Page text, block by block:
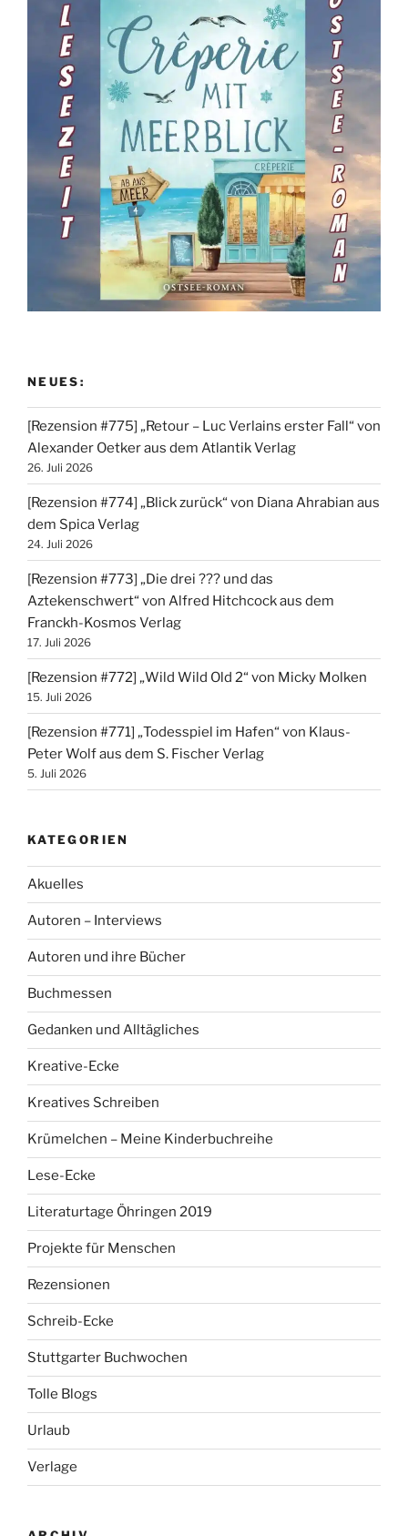
NEUES:
[Rezension #775] „Retour – Luc Verlains erster Fall“ von
Alexander Oetker aus dem Atlantik Verlag
26. Juli 2026
[Rezension #774] „Blick zurück“ von Diana Ahrabian aus
dem Spica Verlag
24. Juli 2026
[Rezension #773] „Die drei ??? und das
Aztekenschwert“ von Alfred Hitchcock aus dem
Franckh-Kosmos Verlag
17. Juli 2026
[Rezension #772] „Wild Wild Old 2“ von Micky Molken
15. Juli 2026
[Rezension #771] „Todesspiel im Hafen“ von Klaus-
Peter Wolf aus dem S. Fischer Verlag
5. Juli 2026
KATEGORIEN
Akuelles
Autoren – Interviews
Autoren und ihre Bücher
Buchmessen
Gedanken und Alltägliches
Kreative-Ecke
Kreatives Schreiben
Krümelchen – Meine Kinderbuchreihe
Lese-Ecke
Literaturtage Öhringen 2019
Projekte für Menschen
Rezensionen
Schreib-Ecke
Stuttgarter Buchwochen
Tolle Blogs
Urlaub
Verlage